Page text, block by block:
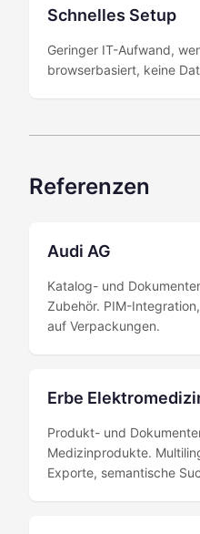
Schnelles Setup
Geringer IT-Aufwand,
browserbasiert, keine
Referenzen
Audi AG
Katalog- und
Zubehör. PIM-
auf Verpackungen.
Erbe
Produkt- und
Medizinprodukte.
Exporte, semantische